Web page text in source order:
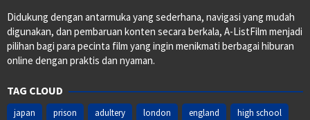
Didukung dengan antarmuka yang sederhana, navigasi yang mudah
digunakan, dan pembaruan konten secara berkala, A-ListFilm menjadi
pilihan bagi para pecinta film yang ingin menikmati berbagai hiburan
online dengan praktis dan nyaman.
TAG CLOUD
japan prison adultery london england
high school